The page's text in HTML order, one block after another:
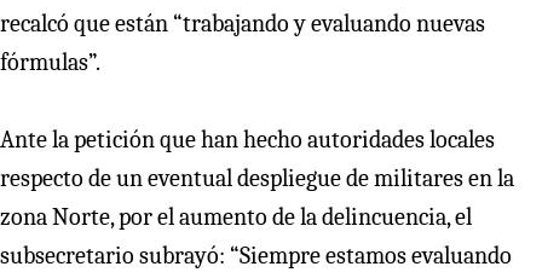
recalcó que están “trabajando y evaluando nuevas
fórmulas”.
Ante la petición que han hecho autoridades locales
respecto de un eventual despliegue de militares en la
zona Norte, por el aumento de la delincuencia, el
subsecretario subrayó: “Siempre estamos evaluando